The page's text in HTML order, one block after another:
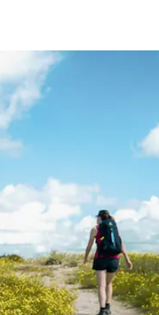
parcourir ou en appuyant et